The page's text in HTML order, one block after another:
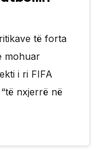
të forta
mohuar
i ri FIFA
nxjerrë në